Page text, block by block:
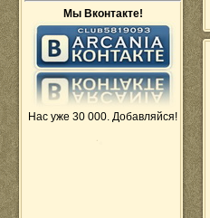
Мы Вконтакте!
Нас уже 30 000. Добавляйся!